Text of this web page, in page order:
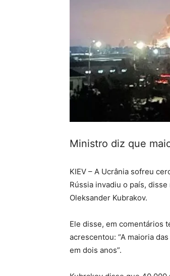
Ministro diz que
KIEV – A Ucrânia sofreu
Rússia invadiu o país,
Oleksander Kubrakov.
Ele disse, em comentários
acrescentou: “A maioria
em dois anos”.